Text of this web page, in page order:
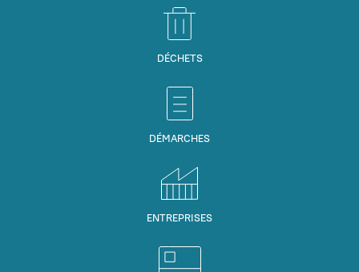
DÉCHETS
DÉMARCHES
ENTREPRISES